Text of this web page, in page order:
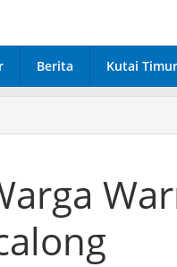
Berita Kutai Timur